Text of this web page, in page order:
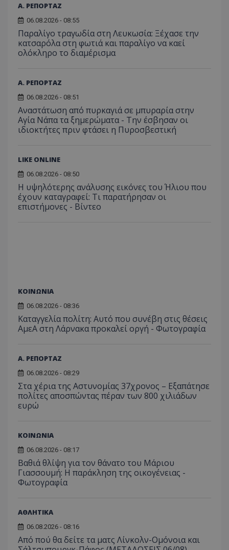
Α. ΡΕΠΟΡΤΑΖ
06.08.2026 - 08:55
Παραλίγο τραγωδία στη Λευκωσία: Ξέχασε την
κατσαρόλα στη φωτιά και παραλίγο να καεί
ολόκληρο το διαμέρισμα
Α. ΡΕΠΟΡΤΑΖ
06.08.2026 - 08:51
Αναστάτωση από πυρκαγιά σε μπυραρία στην
Αγία Νάπα τα ξημερώματα - Την έσβησαν οι
ιδιοκτήτες πριν φτάσει η Πυροσβεστική
LIKE ONLINE
06.08.2026 - 08:50
Η υψηλότερης ανάλυσης εικόνες του Ήλιου που
έχουν καταγραφεί: Τι παρατήρησαν οι
επιστήμονες - Βίντεο
ΚΟΙΝΩΝΙΑ
06.08.2026 - 08:36
Καταγγελία πολίτη: Αυτό που συνέβη στις θέσεις
ΑμεΑ στη Λάρνακα προκαλεί οργή - Φωτογραφία
Α. ΡΕΠΟΡΤΑΖ
06.08.2026 - 08:29
Στα χέρια της Αστυνομίας 37χρονος – Εξαπάτησε
πολίτες αποσπώντας πέραν των 800 χιλιάδων
ευρώ
ΚΟΙΝΩΝΙΑ
06.08.2026 - 08:17
Βαθιά θλίψη για τον θάνατο του Μάριου
Γιασσουμή: Η παράκληση της οικογένειας -
Φωτογραφία
ΑΘΛΗΤΙΚΑ
06.08.2026 - 08:16
Από πού θα δείτε τα ματς Λίνκολν-Ομόνοια και